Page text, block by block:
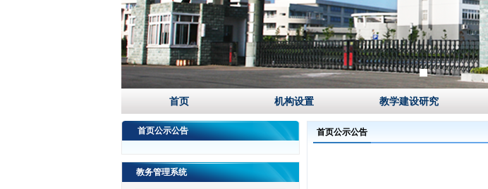
1 2 3
首页 机构设置 教学建设研究
首页公示公告
教务管理系统
首页公示公告